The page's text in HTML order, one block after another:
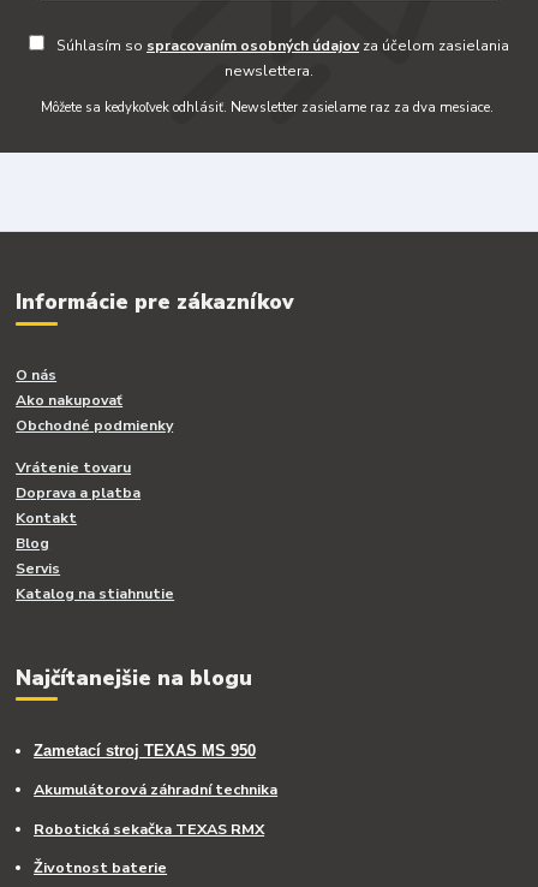
Súhlasím so spracovaním osobných údajovza účelom zasielania
newslettera.
Môžete sa kedykoľvek odhlásiť. Newsletter zasielame raz za dva mesiace.
Informácie pre zákazníkov
O nás
Ako nakupovať
Obchodné podmienky
Vrátenie tovaru
Doprava a platba
Kontakt
Blog
Servis
Katalog na stiahnutie
Najčítanejšie na blogu
Zametací stroj TEXAS MS 950
Akumulátorová záhradní technika
Robotická sekačka TEXAS RMX
Životnost baterie